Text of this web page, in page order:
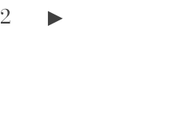
2 ▶